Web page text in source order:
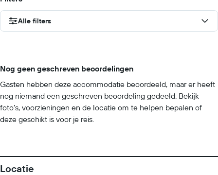
Alle filters
Nog geen geschreven beoordelingen
Gasten hebben deze accommodatie beoordeeld, maar er heeft
nog niemand een geschreven beoordeling gedeeld. Bekijk
foto’s, voorzieningen en de locatie om te helpen bepalen of
deze geschikt is voor je reis.
Locatie